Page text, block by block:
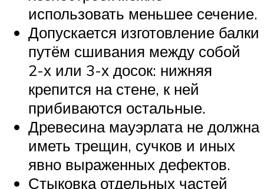
использовать меньшее сечение.
Допускается изготовление балки
путём сшивания между собой
2-х или 3-х досок: нижняя
крепится на стене, к ней
прибиваются остальные.
Древесина мауэрлата не должна
иметь трещин, сучков и иных
явно выраженных дефектов.
Стыковка отдельных частей